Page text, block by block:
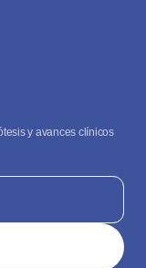
y avances clínicos